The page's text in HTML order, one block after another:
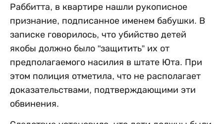
Раббитта, в квартире нашли рукописное
признание, подписанное именем бабушки. В
записке говорилось, что убийство детей
якобы должно было "защитить” их от
предполагаемого насилия в штате Юта. При
этом полиция отметила, что не располагает
доказательствами, подтверждающими эти
обвинения.